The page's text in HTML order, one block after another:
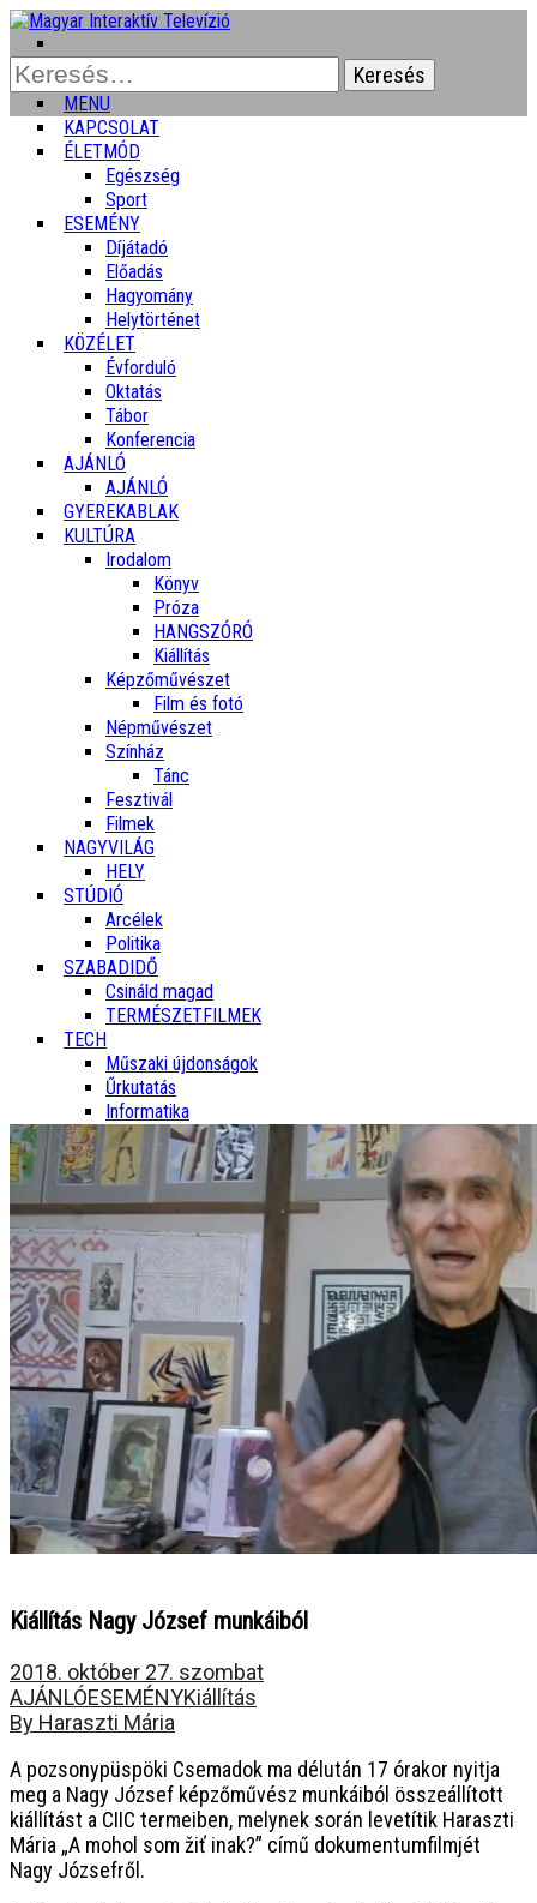
Keresés:
MENU
KAPCSOLAT
ÉLETMÓD
Egészség
Sport
ESEMÉNY
Díjátadó
Előadás
Hagyomány
Helytörténet
KÖZÉLET
Évforduló
Oktatás
Tábor
Konferencia
AJÁNLÓ
AJÁNLÓ
GYEREKABLAK
KULTÚRA
Irodalom
Könyv
Próza
HANGSZÓRÓ
Kiállítás
Képzőművészet
Film és fotó
Népművészet
Színház
Tánc
Fesztivál
Filmek
NAGYVILÁG
HELY
STÚDIÓ
Arcélek
Politika
SZABADIDŐ
Csináld magad
TERMÉSZETFILMEK
TECH
Műszaki újdonságok
Űrkutatás
Informatika
Kiállítás Nagy József munkáiból
2018. október 27. szombat
AJÁNLÓESEMÉNYKiállítás
By Haraszti Mária
A pozsonypüspöki Csemadok ma délután 17 órakor nyitja
meg a Nagy József képzőművész munkáiból összeállított
kiállítást a CIIC termeiben, melynek során levetítik Haraszti
Mária „A mohol som žiť inak?” című dokumentumfilmjét
Nagy Józsefről.